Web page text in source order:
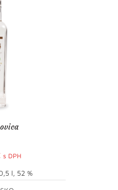
s DPH
l, 52 %